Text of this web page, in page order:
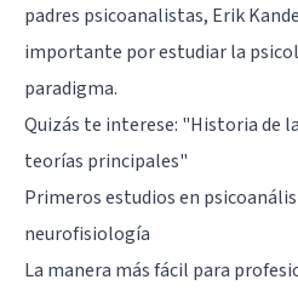
padres psicoanalistas, Erik
importante por estudiar la
paradigma.
Quizás te interese: "Historia de
teorías principales"
Primeros estudios en
neurofisiología
La manera más fácil para